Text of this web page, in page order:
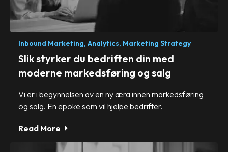
Inbound Marketing, Analytics, Marketing Strategy
Slik styrker du bedriften din med
moderne markedsføring og salg
Vi er i begynnelsen av en ny æra innen markedsføring
og salg. En epoke som vil hjelpe bedrifter.
Read More